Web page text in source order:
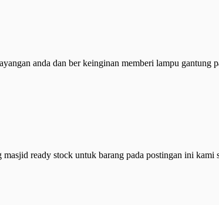
anda dan ber keinginan memberi lampu
ready stock untuk barang pada postingan ini